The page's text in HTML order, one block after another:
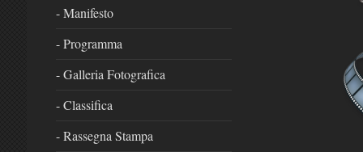
- Manifesto
- Programma
- Galleria Fotografica
- Classifica
- Rassegna Stampa